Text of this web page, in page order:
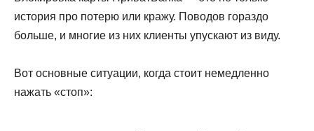
история про потерю или кражу. Поводов гораздо
больше, и многие из них клиенты упускают из виду.
Вот основные ситуации, когда стоит немедленно
нажать «стоп»: